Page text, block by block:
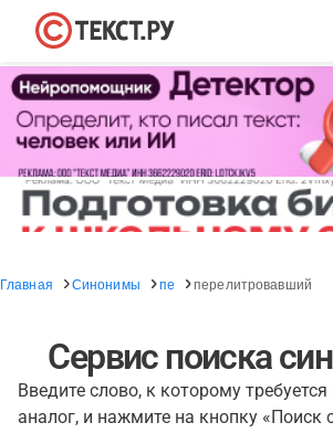
Главная Синонимы пе перелитровавший
Сервис поиска
Введите слово, к которому
аналог, и нажмите на кнопку «Поиск